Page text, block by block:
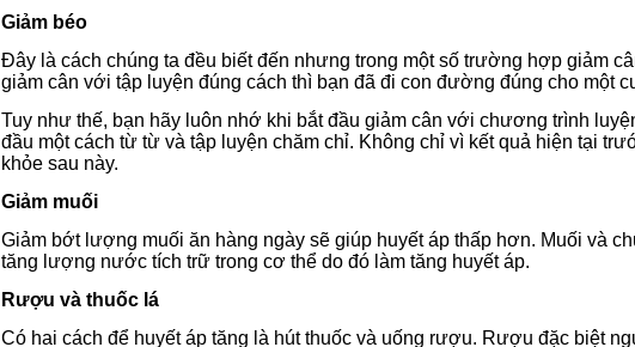
Giảm béo
Đây là cách chúng ta đều biết đến nhưng trong một số trường hợp giảm
giảm cân với tập luyện đúng cách thì bạn đã đi con đường đúng cho một
Tuy như thế, bạn hãy luôn nhớ khi bắt đầu giảm cân với chương trình
đầu một cách từ từ và tập luyện chăm chỉ. Không chỉ vì kết quả hiện tại
khỏe sau này.
Giảm muối
Giảm bớt lượng muối ăn hàng ngày sẽ giúp huyết áp thấp hơn. Muối và
tăng lượng nước tích trữ trong cơ thể do đó làm tăng huyết áp.
Rượu và thuốc lá
Có hai cách để huyết áp tăng là hút thuốc và uống rượu. Rượu đặc biệt